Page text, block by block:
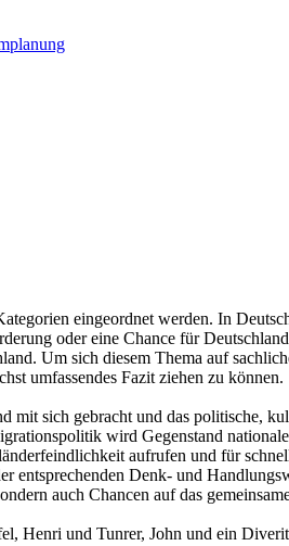
eingeordnet werden. In
oder eine Chance für
Um sich diesem Thema auf
umfassendes Fazit ziehen zu können.
mit sich gebracht und das politische,
wird Gegenstand
aufrufen und für
Denk- und
auch Chancen auf das
Henri und Tunrer, John und ein